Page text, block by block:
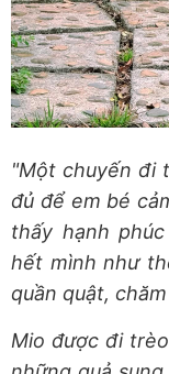
"Một chuyến đi
đủ để em bé
thấy hạnh
hết mình như
quần quật,
Mio được đi